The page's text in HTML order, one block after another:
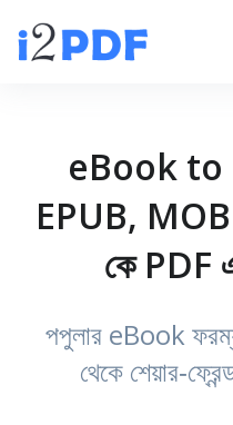
eBook to
EPUB,
কে PDF
পপুলার eBook
থেকে